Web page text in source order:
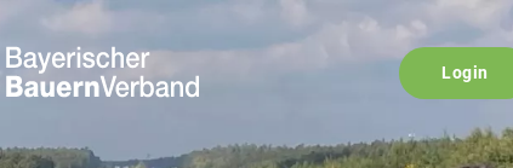
Login